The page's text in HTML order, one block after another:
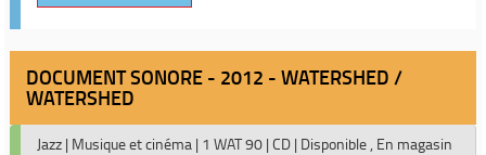
DOCUMENT SONORE - 2012 - WATERSHED /
WATERSHED
Jazz | Musique et cinéma | 1 WAT 90 | CD | Disponible , En magasin